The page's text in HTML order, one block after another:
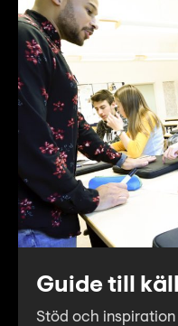
Guide till
Stöd och